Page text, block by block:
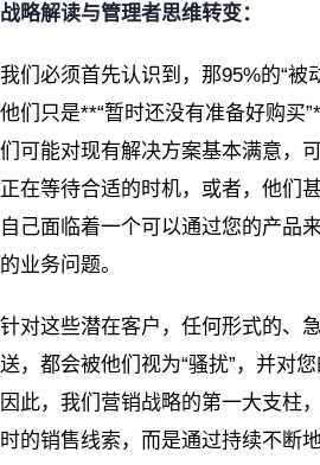
战略解读与管理者思维转变：
我们必须首先认识到，那95%的“被
他们只是**“暂时还没有准备好购买
们可能对现有解决方案基本满意，
正在等待合适的时机，或者，他们
自己面临着一个可以通过您的产品
的业务问题。
针对这些潜在客户，任何形式的、
送，都会被他们视为“骚扰”，并对
因此，我们营销战略的第一大支柱
时的销售线索，而是通过持续不断